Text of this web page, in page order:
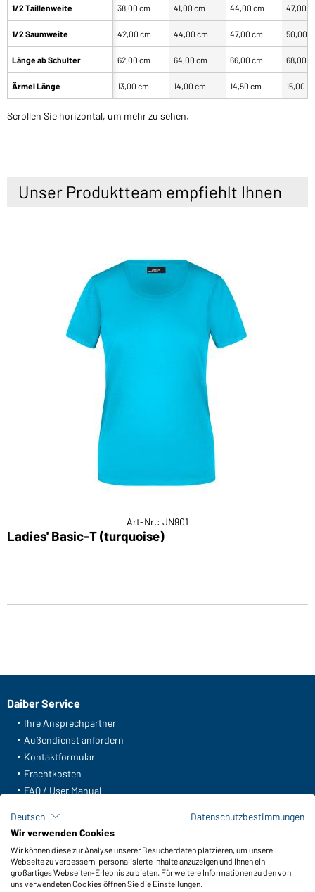
1/2 Taillenweite
1/2 Saumweite
Länge ab Schulter
Ärmel Länge
38,00 cm 41,00 cm 44,00 cm 47,00
42,00 cm 44,00 cm 47,00 cm 50,00
62,00 cm 64,00 cm 66,00 cm 68,00
13,00 cm 14,00 cm 14,50 cm 15,00
Scrollen Sie horizontal, um mehr zu sehen.
Unser Produktteam empfiehlt Ihnen
Art-Nr.: JN901
Ladies' Basic-T (turquoise)
Daiber Service
Ihre Ansprechpartner
Außendienst anfordern
Kontaktformular
Frachtkosten
FAQ / User Manual
Meldeportal nach Hinweisgeberschutz
Funktionen & Pflege
Produkteigenschaften
Pflegehinweise
Deutsch
Datenschutzbestimmungen
Wir verwenden Cookies
Wir können diese zur Analyse unserer Besucherdaten platzieren, um unsere
Webseite zu verbessern, personalisierte Inhalte anzuzeigen und Ihnen ein
großartiges Webseiten-Erlebnis zu bieten. Für weitere Informationen zu den von
uns verwendeten Cookies öffnen Sie die Einstellungen.